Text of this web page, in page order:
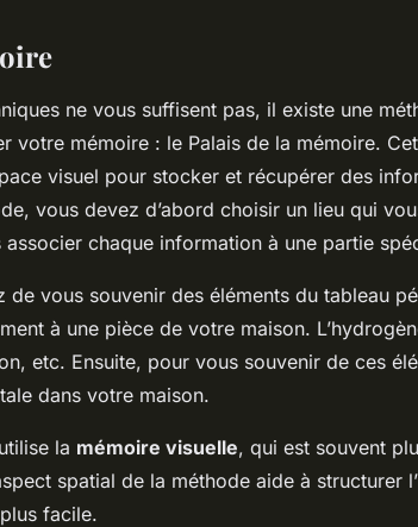
ne vous suffisent pas, il existe une
votre mémoire : le Palais de la mémoire.
visuel pour stocker et récupérer des
vous devez d’abord choisir un lieu qui
chaque information à une partie
de vous souvenir des éléments du tableau
à une pièce de votre maison.
etc. Ensuite, pour vous souvenir de ces
dans votre maison.
la mémoire visuelle, qui est souvent
spatial de la méthode aide à structurer
facile.